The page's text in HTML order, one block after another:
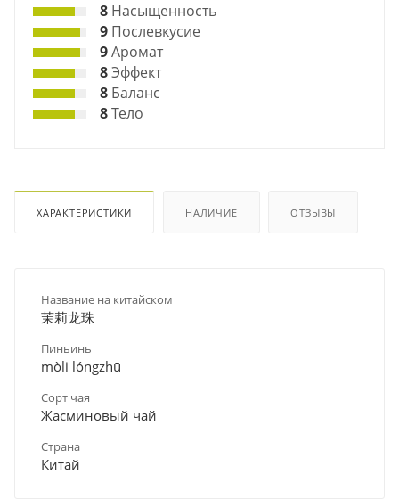
8 Насыщенность
9 Послевкусие
9Аромат
8Эффект
8 Баланс
8Тело
ХАРАКТЕРИСТИКИ НАЛИЧИЕ ОТЗЫВЫ
Название на китайском
茉莉龙珠
Пиньинь
mòli lóngzhū
Сорт чая
Жасминовый чай
Страна
Китай